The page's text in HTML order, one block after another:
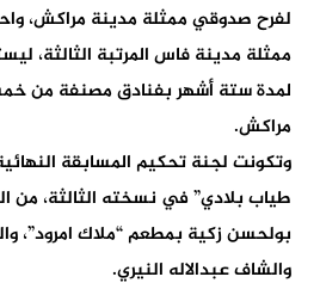
لفرح صدوقي ممثلة مدينة مراكش،
ممثلة مدينة فاس المرتبة الثالثة،
لمدة ستة أشهر بفنادق مصنفة من
مراكش.
وتكونت لجنة تحكيم المسابقة
طياب بلادي” في نسخته الثالثة، من
بولحسن زكية بمطعم “ملاك امرود”،
والشاف عبدالاله النيري.